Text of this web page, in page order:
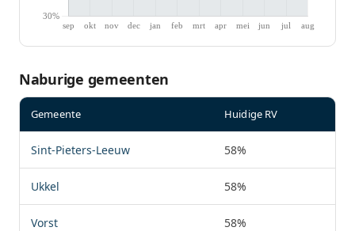
Naburige gemeenten
Gemeente Huidige RV
Sint-Pieters-Leeuw 58%
Ukkel 58%
Vorst 58%